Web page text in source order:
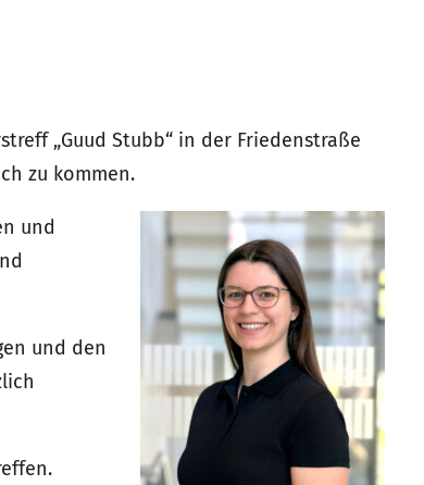
„Guud Stubb“ in der Friedenstraße
zu kommen.
und
und den